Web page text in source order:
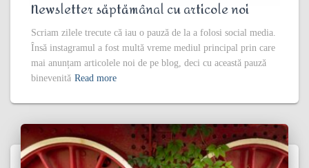
Newsletter săptămânal cu articole noi
Scriam zilele trecute că iau o pauză de la a folosi social media.
Însă instagramul a fost multă vreme mediul principal prin care
mai anunțam articolele noi de pe blog, deci cu această pauză
binevenită Read more